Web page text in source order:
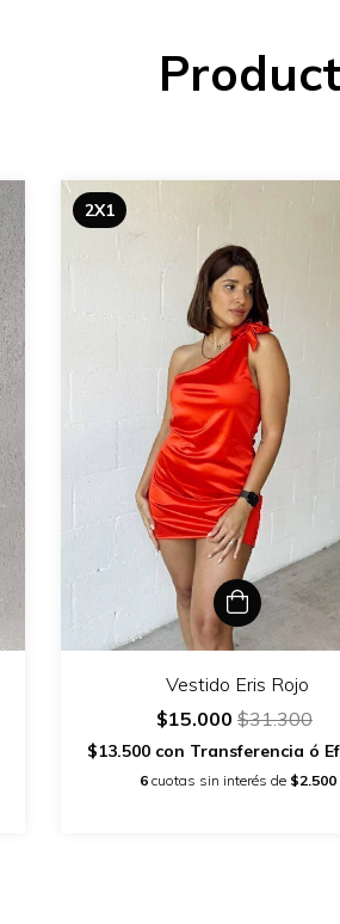
2X1
Vestido Eris Rojo
$15.000 $31.300
$13.500 con Transferencia ó
6 cuotas sin interés de $2.500